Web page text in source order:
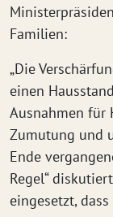
Familien:
„Die
einen
Ausnahmen für
Zumutung und
Ende
Regel“
eingesetzt,